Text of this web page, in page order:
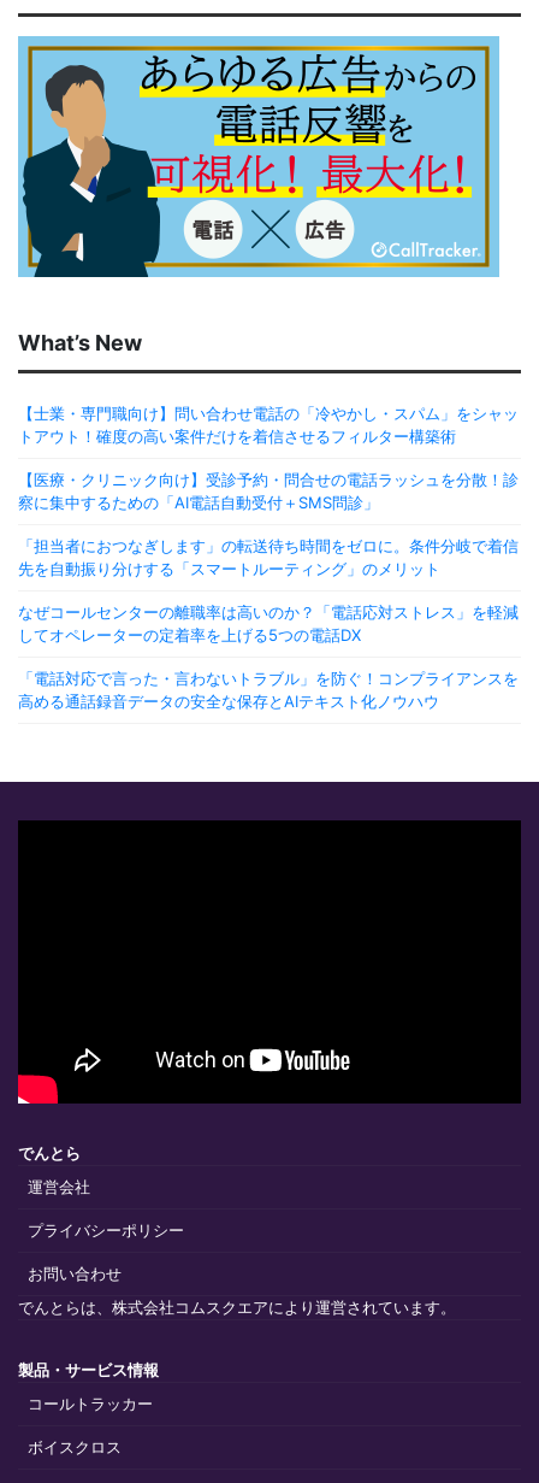
What’s New
【士業・専門職向け】問い合わせ電話の「冷やかし・スパム」をシャッ
トアウト！確度の高い案件だけを着信させるフィルター構築術
【医療・クリニック向け】受診予約・問合せの電話ラッシュを分散！診
察に集中するための「AI電話自動受付＋SMS問診」
「担当者におつなぎします」の転送待ち時間をゼロに。条件分岐で着信
先を自動振り分けする「スマートルーティング」のメリット
なぜコールセンターの離職率は高いのか？「電話応対ストレス」を軽減
してオペレーターの定着率を上げる5つの電話DX
「電話対応で言った・言わないトラブル」を防ぐ！コンプライアンスを
高める通話録音データの安全な保存とAIテキスト化ノウハウ
でんとら
運営会社
プライバシーポリシー
お問い合わせ
でんとらは、株式会社コムスクエアにより運営されています。
製品・サービス情報
コールトラッカー
ボイスクロス